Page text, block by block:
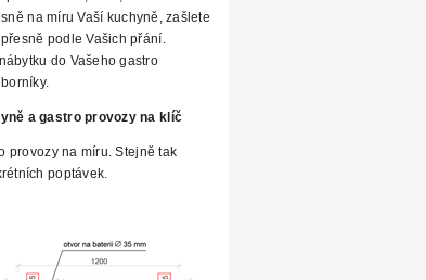
na míru Vaší kuchyně, zašlete
podle Vašich přání.
do Vašeho gastro
a gastro provozy na klíč
provozy na míru. Stejně tak
poptávek.